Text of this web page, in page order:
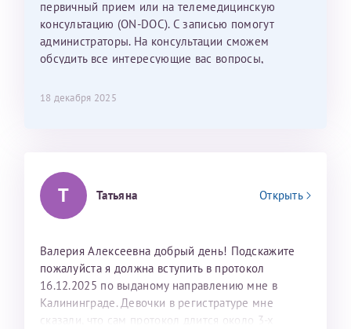
С ней общение было, как с давней знакомой, очень
лёгкое и простое. Вообще в данной клинике весь
персонал очень вежливый и чуткий, прям приятно
находиться. Мы собираемся туда ещё за вторым
сомнений.
Репродуктологи
26 июля 2026
первичный прием или на телемедицинскую
консультацию (ON-DOC). С записью помогут
администраторы. На консультации сможем
обсудить все интересующие вас вопросы,
18 декабря 2025
Т Татьяна Открыть
Валерия Алексеевна добрый день! Подскажите
пожалуйста я должна вступить в протокол
16.12.2025 по выданому направлению мне в
Калининграде. Девочки в регистратуре мне
сказали, что сам протокол длится около 3-х